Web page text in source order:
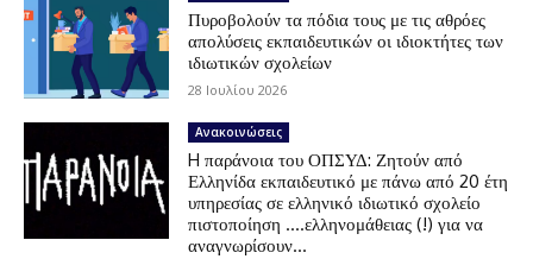
Πυροβολούν τα πόδια τους με τις αθρόες
απολύσεις εκπαιδευτικών οι ιδιοκτήτες των
ιδιωτικών σχολείων
28 Ιουλίου 2026
Ανακοινώσεις
H παράνοια του ΟΠΣΥΔ: Ζητούν από
Ελληνίδα εκπαιδευτικό με πάνω από 20 έτη
υπηρεσίας σε ελληνικό ιδιωτικό σχολείο
πιστοποίηση ….ελληνομάθειας (!) για να
αναγνωρίσουν...